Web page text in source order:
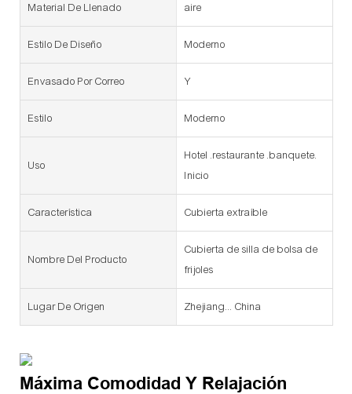
Material De Llenado aire
Estilo De Diseño Moderno
Envasado Por Correo Y
Estilo Moderno
Uso
Hotel .restaurante .banquete.
Inicio
Característica Cubierta extraíble
Nombre Del Producto
Cubierta de silla de bolsa de
frijoles
Lugar De Origen Zhejiang... China
Máxima Comodidad Y Relajación